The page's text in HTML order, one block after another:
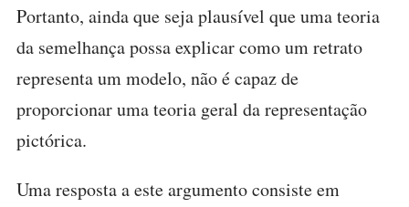
Portanto, ainda que seja plausível que uma teoria
da semelhança possa explicar como um retrato
representa um modelo, não é capaz de
proporcionar uma teoria geral da representação
pictórica.
Uma resposta a este argumento consiste em